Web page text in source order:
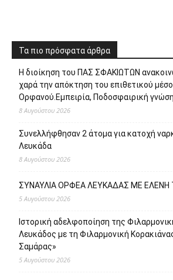
Τα πιο πρόσφατα άρθρα
Η διοίκηση του ΠΑΣ ΣΦΑΚΙΩΤΩΝ
χαρά την απόκτηση του επιθετικού
Ορφανού.Εμπειρία, Ποδοσφαιρική
8 Αυγούστου 2026
Συνελλήφθησαν 2 άτομα για κατοχή
Λευκάδα
8 Αυγούστου 2026
ΣΥΝΑΥΛΙΑ ΟΡΦΕΑ ΛΕΥΚΑΔΑΣ ΜΕ ΕΛΕΝΗ
5 Αυγούστου 2026
Ιστορική αδελφοποίηση της
Λευκάδος με τη Φιλαρμονική
Σαμάρας»
5 Αυγούστου 2026